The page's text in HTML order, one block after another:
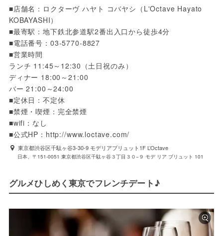
■店舗名：ロクターヴ ハヤト コバヤシ（L'Octave Hayato
KOBAYASHI）
■最寄駅：地下鉄北参道駅2番出入口から徒歩4分
■電話番号：03-5770-8827
■営業時間
ランチ 11:45～12:30（土日祝のみ）
ディナー 18:00～21:00
バー 21:00～24:00
■定休日：不定休
■禁煙・喫煙：完全禁煙
■wifi：なし
■公式HP：http://www.loctave.com/
東京都渋谷区千駄ヶ谷3-30-9 モデリアブリュット1F L’Octave
日本、〒151-0051 東京都渋谷区千駄ヶ谷３丁目３０−９ モデ リア ブリュット 101
グルメひしめく東京でフレンチデート♪